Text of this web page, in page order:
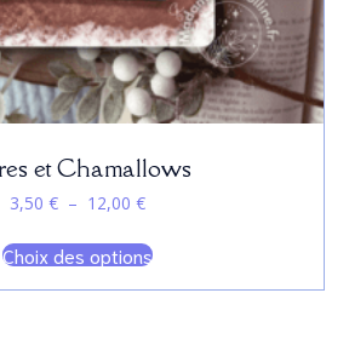
et Chamallows
3,50 € – 12,00 €Plage
prix :
Choix des optionsproduit
a